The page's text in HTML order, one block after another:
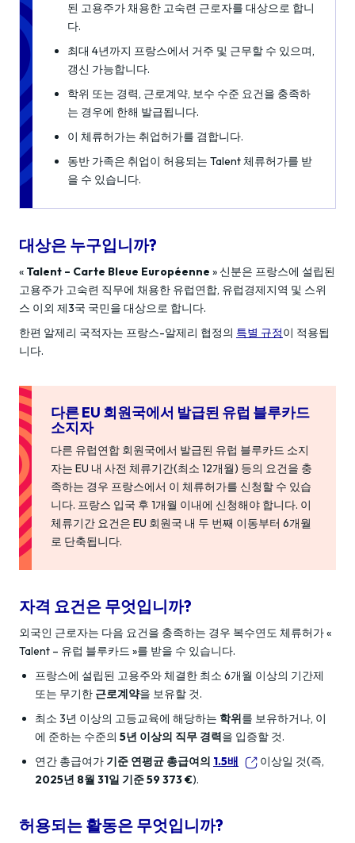
된 고용주가 채용한 고숙련 근로자를 대상으로 합니
다.
최대 4년까지 프랑스에서 거주 및 근무할 수 있으며,
갱신 가능합니다.
학위 또는 경력, 근로계약, 보수 수준 요건을 충족하
는 경우에 한해 발급됩니다.
이 체류허가는 취업허가를 겸합니다.
동반 가족은 취업이 허용되는 Talent 체류허가를 받
을 수 있습니다.
대상은 누구입니까?
« Talent – Carte Bleue Européenne » 신분은 프랑스에 설립된
고용주가 고숙련 직무에 채용한 유럽연합, 유럽경제지역 및 스위
스 이외 제3국 국민을 대상으로 합니다.
한편 알제리 국적자는 프랑스-알제리 협정의 특별 규정이 적용됩
니다.
다른 EU 회원국에서 발급된 유럽 블루카드
소지자
다른 유럽연합 회원국에서 발급된 유럽 블루카드 소지
자는 EU 내 사전 체류기간(최소 12개월) 등의 요건을 충
족하는 경우 프랑스에서 이 체류허가를 신청할 수 있습
니다. 프랑스 입국 후 1개월 이내에 신청해야 합니다. 이
체류기간 요건은 EU 회원국 내 두 번째 이동부터 6개월
로 단축됩니다.
자격 요건은 무엇입니까?
외국인 근로자는 다음 요건을 충족하는 경우 복수연도 체류허가 «
Talent – 유럽 블루카드 »를 받을 수 있습니다.
프랑스에 설립된 고용주와 체결한 최소 6개월 이상의 기간제
또는 무기한 근로계약을 보유할 것.
최소 3년 이상의 고등교육에 해당하는 학위를 보유하거나, 이
에 준하는 수준의 5년 이상의 직무 경력을 입증할 것.
연간 총급여가 기준 연평균 총급여의 1.5배
이상일 것(즉,
2025년 8월 31일 기준 59 373 €).
허용되는 활동은 무엇입니까?